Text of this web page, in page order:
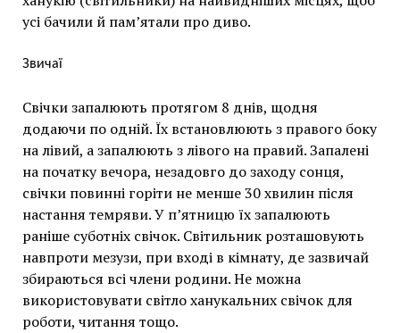
усі бачили й пам’ятали про диво.
Звичаї
Свічки запалюють протягом 8 днів, щодня
додаючи по одній. Їх встановлюють з правого боку
на лівий, а запалюють з лівого на правий. Запалені
на початку вечора, незадовго до заходу сонця,
свічки повинні горіти не менше 30 хвилин після
настання темряви. У п’ятницю їх запалюють
раніше суботніх свічок. Світильник розташовують
навпроти мезузи, при вході в кімнату, де зазвичай
збираються всі члени родини. Не можна
використовувати світло ханукальних свічок для
роботи, читання тощо.